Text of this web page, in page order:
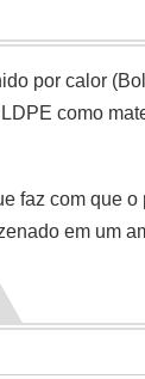
por calor
como
faz com que
em um